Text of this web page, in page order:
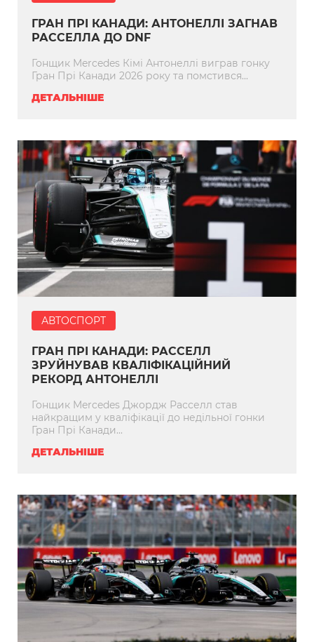
ГРАН ПРІ КАНАДИ: АНТОНЕЛЛІ ЗАГНАВ
РАССЕЛЛА ДО DNF
Гонщик Mercedes Кімі Антонеллі виграв гонку
Гран Прі Канади 2026 року та помстився...
ДЕТАЛЬНІШЕ
АВТОСПОРТ
ГРАН ПРІ КАНАДИ: РАССЕЛЛ
ЗРУЙНУВАВ КВАЛІФІКАЦІЙНИЙ
РЕКОРД АНТОНЕЛЛІ
Гонщик Mercedes Джордж Расселл став
найкращим у кваліфікації до недільної гонки
Гран Прі Канади...
ДЕТАЛЬНІШЕ